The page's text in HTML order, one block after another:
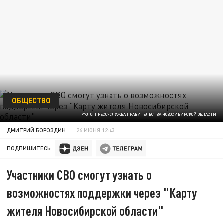
ФОТО: ПРЕСС-СЛУЖБА ПРАВИТЕЛЬСТВА НОВОСИБИРСКОЙ ОБЛАСТИ
ОБЩЕСТВО
ДМИТРИЙ БОРОЗДИН 26 ИЮНЯ 12:43
ПОДПИШИТЕСЬ:
Участники СВО смогут узнать о
возможностях поддержки через "Карту
жителя Новосибирской области"